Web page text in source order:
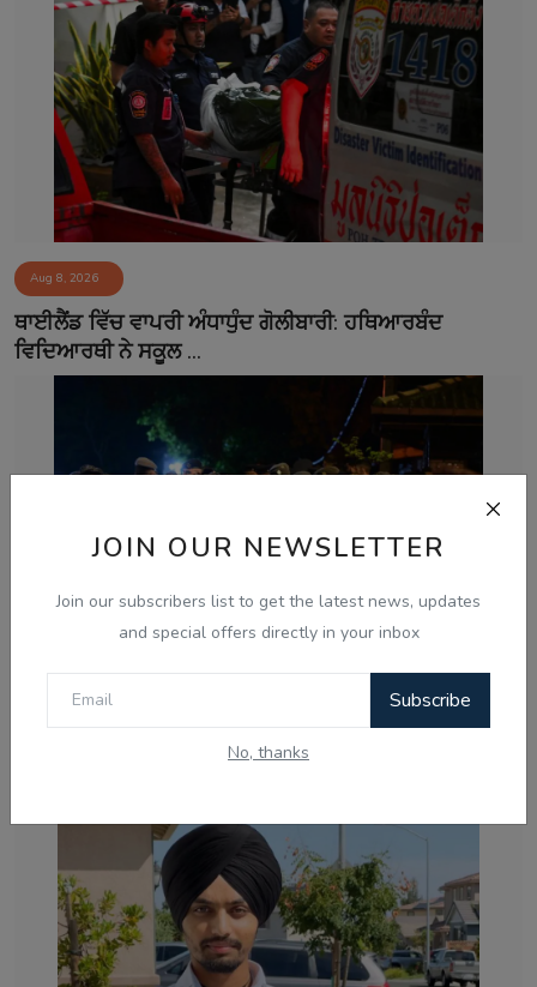
JOIN OUR NEWSLETTER
Join our subscribers list to get the latest news, updates
and special offers directly in your inbox
Subscribe
No, thanks
Aug 8, 2026
ਥਾਈਲੈਂਡ ਵਿੱਚ ਵਾਪਰੀ ਅੰਧਾਧੁੰਦ ਗੋਲੀਬਾਰੀ: ਹਥਿਆਰਬੰਦ
ਵਿਦਿਆਰਥੀ ਨੇ ਸਕੂਲ ...
Aug 8, 2026
ਸ੍ਰੀਲੰਕਾ ਦੀਆਂ ਦੋ ਜੇਲ੍ਹਾਂ ਵਿੱਚ ਭੜਕੀ ਹਿੰਸਾ, 3 ਕੈਦੀਆਂ ਦੀ ਮੌਤ